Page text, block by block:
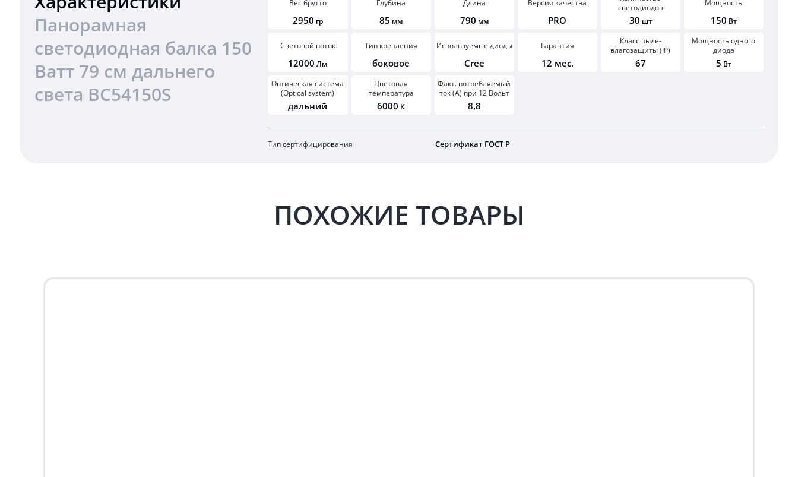
Панорамная
светодиодная балка 150
Ватт 79 см дальнего
света BC54150S
Вес брутто
2950 гр
Глубина
85 мм
Длина
790 мм
Версия качества
PRO
светодиодов
30 шт
Мощность
150 Вт
Световой поток
12000 Лм
Тип крепления
боковое
Используемые диоды
Cree
Гарантия
12 мес.
Класс пыле-
влагозащиты (IP)
67
Мощность одного
диода
5 Вт
Оптическая система
(Optical system)
дальний
Цветовая
температура
6000 К
Факт. потребляемый
ток (А) при 12 Вольт
8,8
Тип сертифицирования Сертификат ГОСТ Р
ПОХОЖИЕ ТОВАРЫ